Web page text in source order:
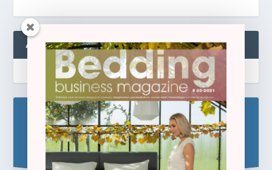
ABONNEREN
Blijf op de hoogte!
Schrijf u hier in voor de gratis e-newsletter.